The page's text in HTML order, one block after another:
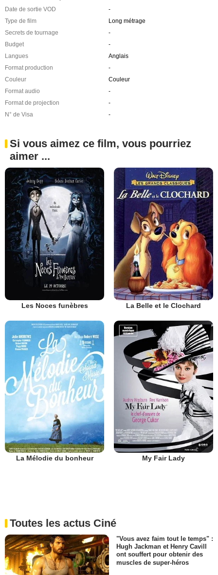
Date de sortie VOD
-
Type de film
Long métrage
Secrets de tournage
-
Budget
-
Langues
Anglais
Format production
-
Couleur
Couleur
Format audio
-
Format de projection
-
N° de Visa
-
Si vous aimez ce film, vous pourriez
aimer ...
Les Noces funèbres La Belle et le Clochard
La Mélodie du bonheur My Fair Lady
Toutes les actus Ciné
"Vous avez faim tout le temps" :
Hugh Jackman et Henry Cavill
ont souffert pour obtenir des
muscles de super-héros